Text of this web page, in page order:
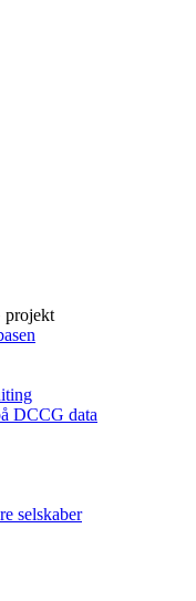
projekt
DCCG data
selskaber